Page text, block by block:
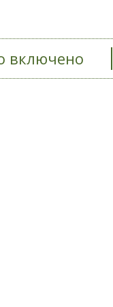
включено